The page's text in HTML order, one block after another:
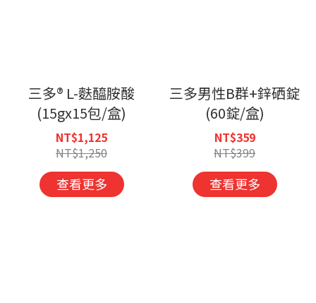
三多® L-麩醯胺酸
(15gx15包/盒)
NT$1,125
NT$1,250
查看更多
三多男性B群+鋅硒錠
(60錠/盒)
NT$359
NT$399
查看更多